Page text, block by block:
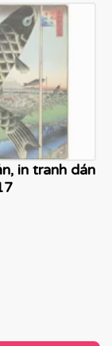
in tranh dán